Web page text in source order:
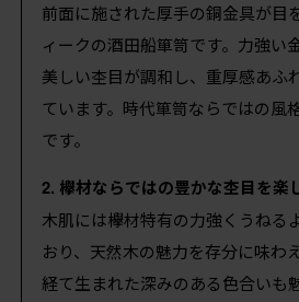
前面に施された厚手の銅金具が目
ィークの酒田船箪笥です。力強い
美しい杢目が調和し、重厚感あふ
ています。時代箪笥ならではの風
です。
2. 欅材ならではの豊かな杢目を楽
木肌には欅材特有の力強くうねる
おり、天然木の魅力を存分に味わ
経て生まれた深みのある色合いも